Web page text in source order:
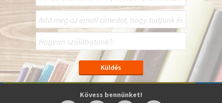
Kövess bennünket!